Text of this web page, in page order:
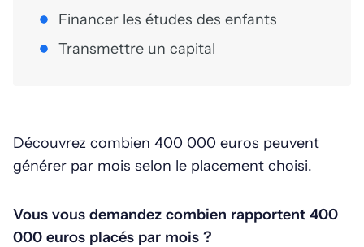
Financer les études des enfants
Transmettre un capital
Découvrez combien 400 000 euros peuvent
générer par mois selon le placement choisi.
Vous vous demandez combien rapportent 400
000 euros placés par mois ?